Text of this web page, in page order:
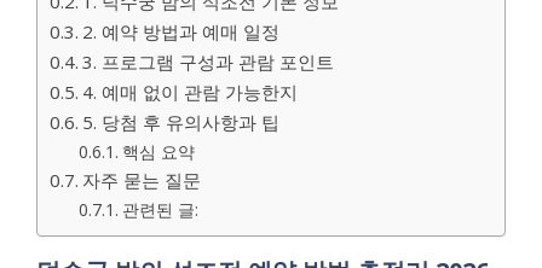
2. 예약 방법과 예매 일정
3. 프로그램 구성과 관람 포인트
4. 예매 없이 관람 가능한지
5. 당첨 후 유의사항과 팁
핵심 요약
자주 묻는 질문
관련된 글: